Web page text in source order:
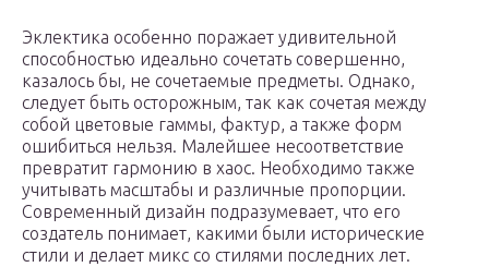
Эклектика особенно поражает удивительной
способностью идеально сочетать совершенно,
казалось бы, не сочетаемые предметы. Однако,
следует быть осторожным, так как сочетая между
собой цветовые гаммы, фактур, а также форм
ошибиться нельзя. Малейшее несоответствие
превратит гармонию в хаос. Необходимо также
учитывать масштабы и различные пропорции.
Современный дизайн подразумевает, что его
создатель понимает, какими были исторические
стили и делает микс со стилями последних лет.